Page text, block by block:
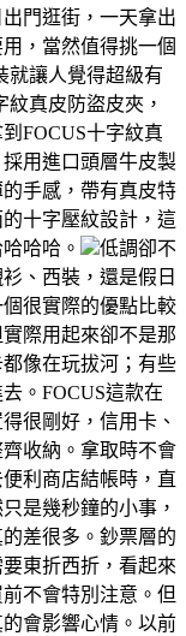
門逛街，一天拿出
，當然值得挑一個
就讓人覺得超級有
紋真皮防盜皮夾，
FOCUS十字紋真
用進口頭層牛皮製
手感，帶有真皮特
十字壓紋設計，這
哈哈。
低調卻不
、西裝，還是假日
很實際的優點比較
際用起來卻不是那
像在玩拔河；有些
。FOCUS這款在
很剛好，信用卡、
收納。拿取時不會
利商店結帳時，直
是幾秒鐘的小事，
差很多。鈔票層的
東折西折，看起來
不會特別注意。但
會影響心情。以前